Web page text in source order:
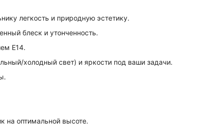
легкость и природную эстетику.
блеск и утонченность.
E14.
холодный свет) и яркости под ваши задачи.
на оптимальной высоте.